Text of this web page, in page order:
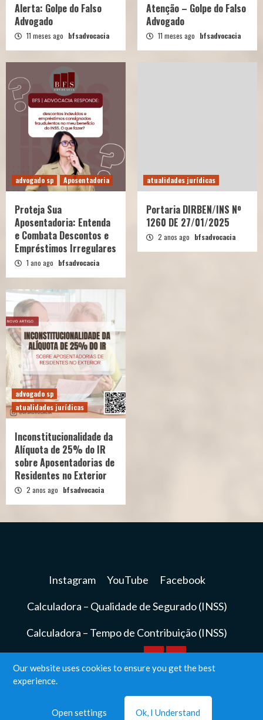
Alerta: Golpe do Falso
Advogado
11 meses ago bfsadvocacia
Atenção – Golpe do Falso
Advogado
11 meses ago bfsadvocacia
advogado sp Aposentadoria
Proteja Sua
Aposentadoria: Entenda
e Combata Descontos e
Empréstimos Irregulares
1 ano ago bfsadvocacia
atualidades jurídicas
Portaria DIRBEN/INS Nº
1260 DE 27/01/2025
2 anos ago bfsadvocacia
advogado sp
atualidades jurídicas
Inconstitucionalidade da
Alíquota de 25% do IR
sobre Aposentadorias de
Residentes no Exterior
2 anos ago bfsadvocacia
Instagram YouTube Facebook
Calculadora – Qualidade de Segurado (INSS)
Calculadora – Tempo de Contribuição (INSS)
InstagramYouTubeFacebook
CalculadoraCalculadora
BFS Advocacia© Todos os direitos reservados.
CoverNews
by AF themes.
Our website uses cookies to ensure you get the best
experience.
Open settings Ok, I Understand